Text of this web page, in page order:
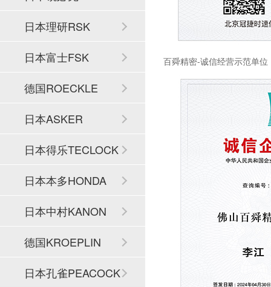
百舜精密-诚信经营示范单位
日本理研RSK
日本富士FSK
德国ROECKLE
日本ASKER
日本得乐TECLOCK
日本本多HONDA
日本中村KANON
德国KROEPLIN
日本孔雀PEACOCK